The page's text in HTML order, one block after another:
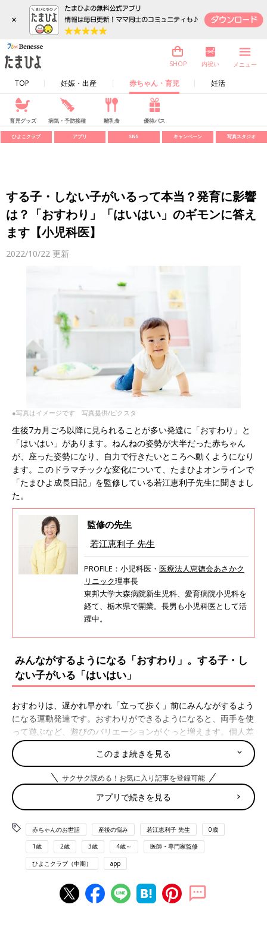
×
TOP 妊娠・出産 赤ちゃん・育児 妊活
SHOP 内祝い メニュー
育児グッズ 病気・予防接種 離乳食 優待パス
ひよこクラブ アプリ SNS キャンペーン 写真スタジオ
する子・しない子がいるって本当？発育に影響
は？「おすわり」「はいはい」のギモンに答え
ます【小児科医】
2022/10/22 更新
●写真はイメージです 写真提供/ピクスタ
生後7カ月ごろ以降に見られることが多い発達に「おすわり」と
「はいはい」があります。ねんねの姿勢が大半だった赤ちゃん
が、座った姿勢になり、自力で行きたいところへ動くようになり
ます。このドラマチックな変化について、たまひよオンラインで
「たまひよ成長日記」を監修している若江恵利子先生に聞きまし
た。
監修の先生
若江恵利子 先生
PROFILE：小児科医・ 医療法人恵徳会あさかク
リニック理事長
東邦大学大森病院新生児科、愛育病院小児科を
経て、栃木県で開業。長男も小児科医として活
躍中。
みんながするようになる「おすわり」。する子・し
ない子がいる「はいはい」
おすわりは、遅かれ早かれ「立って歩く」前にみんながするよう
になる運動発達です。おすわりができるようになると、両手を使
って遊ぶなど、遊びのバリエーションがぐっと増えます。個人差
はありますが、6～９カ月ごろから見られるようになるでしょ
う。
一方はいはいは、「立って歩く」ために必要不可欠な首すわりや
おすわりと違い、する子もしない子もいる運動発達です。動きに
赤ちゃんの個性が出やすく、種類もさまざま。9カ月前後に見ら
れることが多いようです。
「おすわり」の進化を見逃さないで！
おすわりの姿勢はまず、体の前に手をついて、短い間座れるよう
になるところから始まり、だんだんと安定してきます。そして、
このまま続きを見る
サクサク読める！お気に入り記事を登録可能
アプリで続きを見る
赤ちゃんのお世話 産後の悩み 若江恵利子 先生 0歳
1歳 2歳 3歳 4歳～ 医師・専門家監修
ひよこクラブ（中期） app